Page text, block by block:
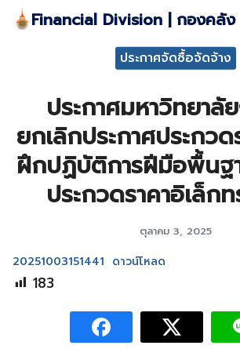
Skip Financial Division | กองคลัง
ประกาศจัดซื้อจัดจ้าง
ประกาศมหาวิทยาลั
ยกเลิกประกาศประกว
ฝึกปฏิบัติการฝีมือพื้นฐ
ประกวดราคาอิเล็ก
ตุลาคม 3, 2025
20251003151441 ดาวน์โหลด
183